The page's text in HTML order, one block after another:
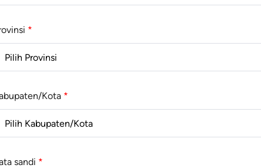
*
Kota *
sandi *